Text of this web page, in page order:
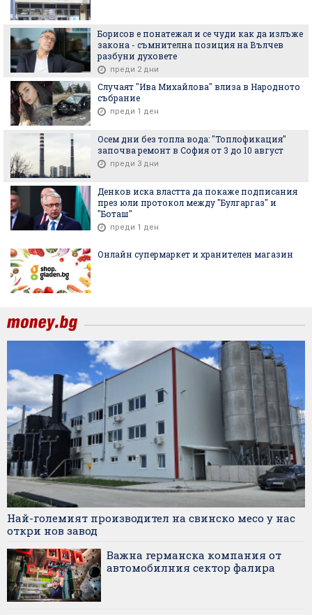
Борисов е понатежал и се чуди как да излъже
закона - съмнителна позиция на Вълчев
разбуни духовете
преди 2 дни
Случаят "Ива Михайлова" влиза в Народното
събрание
преди 1 ден
Осем дни без топла вода: "Топлофикация"
започва ремонт в София от 3 до 10 август
преди 3 дни
Денков иска властта да покаже подписания
през юли протокол между "Булгаргаз" и
"Боташ"
преди 1 ден
Онлайн супермаркет и хранителен магазин
Най-големият производител на свинско месо у нас
откри нов завод
Важна германска компания от
автомобилния сектор фалира